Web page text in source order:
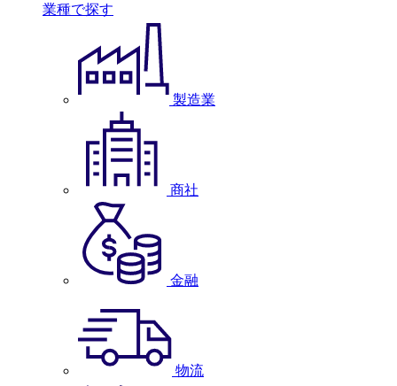
業種で探す
製造業
商社
金融
物流